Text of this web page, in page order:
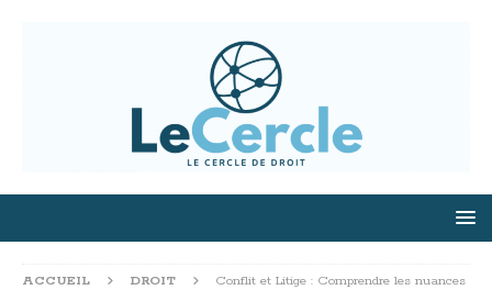
ACCUEIL DROIT
Conflit et Litige : Comprendre les nuances